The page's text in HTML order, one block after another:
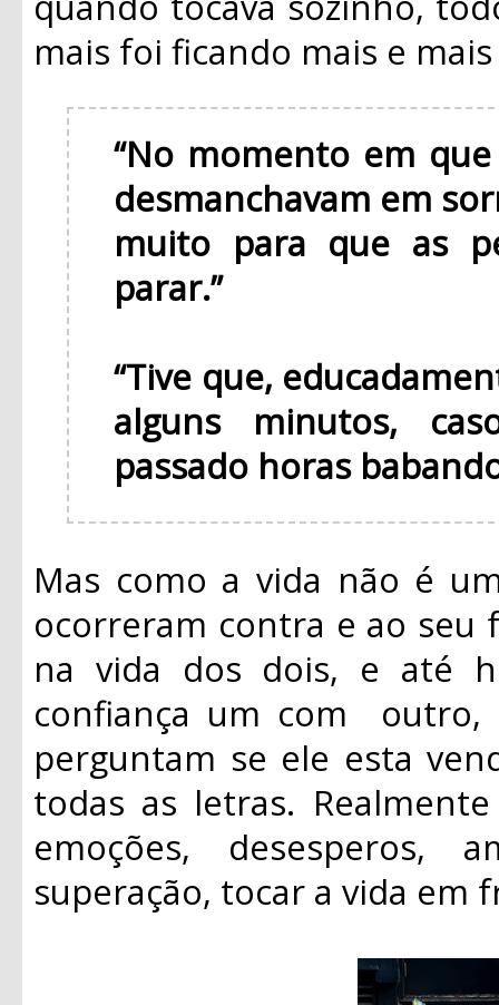
mais foi ficando mais e
“No momento em
desmanchavam em
muito para que as
parar.”
“Tive que,
alguns minutos,
passado horas
Mas como a vida não é
ocorreram contra e ao seu
na vida dos dois, e até
confiança um com
perguntam se ele esta
todas as letras.
emoções, desesperos,
superação, tocar a vida em